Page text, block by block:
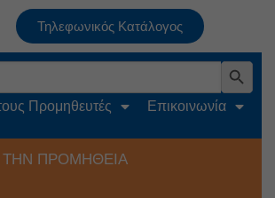
Τηλεφωνικός Κατάλογος
Search Button
Προμηθευτές Επικοινωνία
ΤΗΝ ΠΡΟΜΗΘΕΙΑ